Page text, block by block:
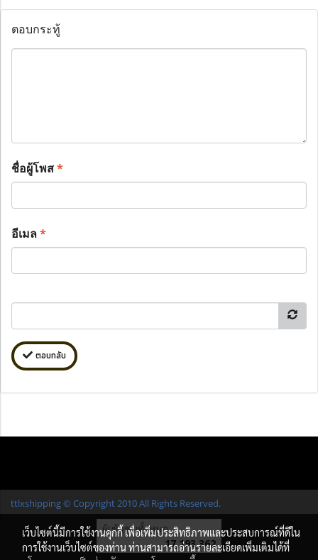
ตอบกระทู้
ชื่อผู้โพส*
อีเมล*
ตอบกลับ
ttlxshipping © Copyright 2010 All Rights Reserved.
ผู้เข้าชมทั้งหมด
17,193,362
เว็บไซต์นี้มีการใช้งานคุกกี้ เพื่อเพิ่มประสิทธิภาพและประสบการณ์ที่ดีใน
การใช้งานเว็บไซต์ของท่าน ท่านสามารถอ่านรายละเอียดเพิ่มเติมได้ที่